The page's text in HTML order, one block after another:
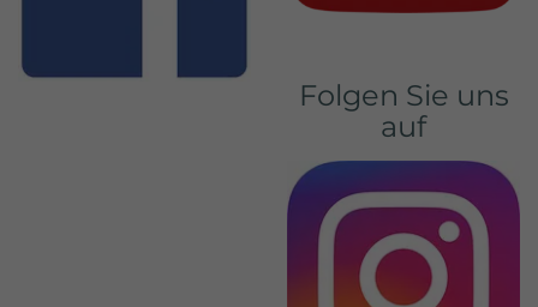
Folgen Sie uns
auf